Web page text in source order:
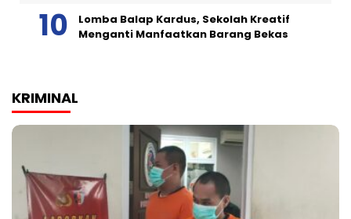
Lomba Balap Kardus, Sekolah Kreatif
Menganti Manfaatkan Barang Bekas
KRIMINAL